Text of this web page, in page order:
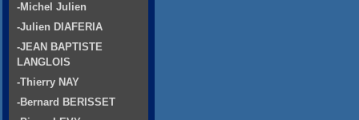
-Michel Julien
-Julien DIAFERIA
-JEAN BAPTISTE
LANGLOIS
-Thierry NAY
-Bernard BERISSET